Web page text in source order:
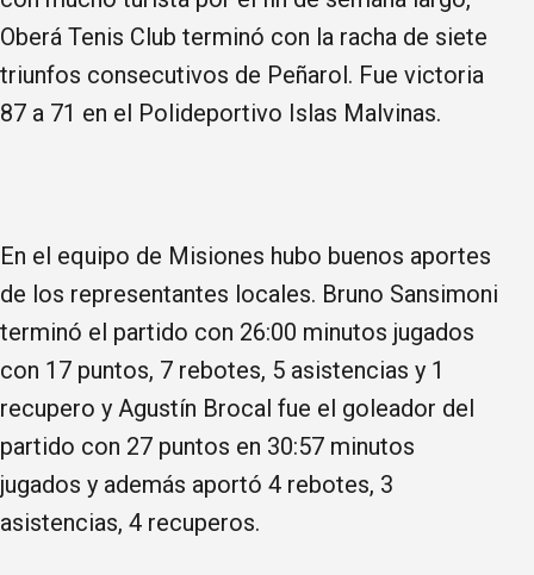
Oberá Tenis Club terminó con la racha de siete
triunfos consecutivos de Peñarol. Fue victoria
87 a 71 en el Polideportivo Islas Malvinas.
En el equipo de Misiones hubo buenos aportes
de los representantes locales. Bruno Sansimoni
terminó el partido con 26:00 minutos jugados
con 17 puntos, 7 rebotes, 5 asistencias y 1
recupero y Agustín Brocal fue el goleador del
partido con 27 puntos en 30:57 minutos
jugados y además aportó 4 rebotes, 3
asistencias, 4 recuperos.